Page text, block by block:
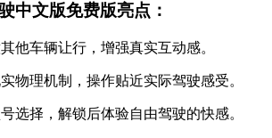
中文版免费版亮点：
他车辆让行，增强真实互动感。
物理机制，操作贴近实际驾驶感受。
选择，解锁后体验自由驾驶的快感。